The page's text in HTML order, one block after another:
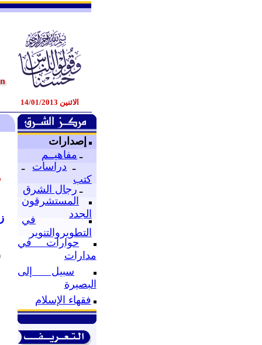
الاثنين 14/01/2013
إصدارات
ـ مفاهيــم
ـ دراسات
ـ
كتب
ـ رجال الشرق
المستشرقون
الجدد
في
التطويروالتنوير
حوارات في
مدارات
سبيل إلى
البصيرة
فقهاء الإسلام